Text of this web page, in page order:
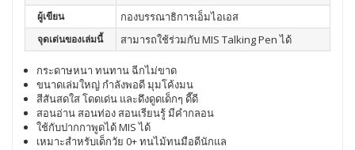
ผู้เขียน กองบรรณาธิการเอ็มไอเอส
จุดเด่นของเล่มนี้ สามารถใช้ร่วมกับ MIS Talking Pen ได้
กระดาษหนา ทนทาน ฉีกไม่ขาด
ขนาดเล่มใหญ่ กำลังพอดี มุมโค้งมน
สีสันสดใส โดดเด่น และดึงดูดเด็กๆ ดี๊ดี
สอนอ่าน สอนท่อง สอนเรียนรู้ มีคำกลอน
ใช้กับปากกาพูดได้ MIS ได้
เหมาะสำหรับเด็กวัย 0+ ทนไม้ทนมือดีนักแล